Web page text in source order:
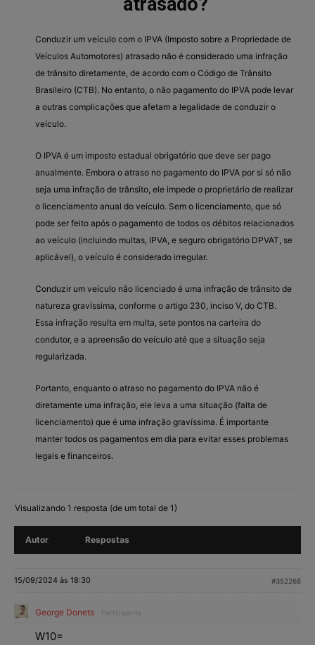
Conduzir um veículo com o IPVA (Imposto sobre a Propriedade de
Veículos Automotores) atrasado não é considerado uma infração
de trânsito diretamente, de acordo com o Código de Trânsito
Brasileiro (CTB). No entanto, o não pagamento do IPVA pode levar
a outras complicações que afetam a legalidade de conduzir o
veículo.
O IPVA é um imposto estadual obrigatório que deve ser pago
anualmente. Embora o atraso no pagamento do IPVA por si só não
seja uma infração de trânsito, ele impede o proprietário de realizar
o licenciamento anual do veículo. Sem o licenciamento, que só
pode ser feito após o pagamento de todos os débitos relacionados
ao veículo (incluindo multas, IPVA, e seguro obrigatório DPVAT, se
aplicável), o veículo é considerado irregular.
Conduzir um veículo não licenciado é uma infração de trânsito de
natureza gravíssima, conforme o artigo 230, inciso V, do CTB.
Essa infração resulta em multa, sete pontos na carteira do
condutor, e a apreensão do veículo até que a situação seja
regularizada.
Portanto, enquanto o atraso no pagamento do IPVA não é
diretamente uma infração, ele leva a uma situação (falta de
licenciamento) que é uma infração gravíssima. É importante
manter todos os pagamentos em dia para evitar esses problemas
legais e financeiros.
Visualizando 1 resposta (de um total de 1)
Autor Respostas
15/09/2024 às 18:30 #352268
George Donets Participante
W10=